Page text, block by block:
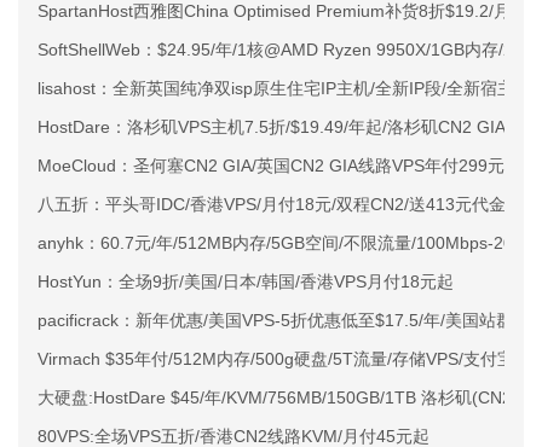
SpartanHost西雅图China Optimised Premium补货8折$19.2/月起
SoftShellWeb：$24.95/年/1核@AMD Ryzen 9950X/1GB内存/
lisahost：全新英国纯净双isp原生住宅IP主机/全新IP段/全新宿主机
HostDare：洛杉矶VPS主机7.5折/$19.49/年起/洛杉矶CN2 GIA/日
MoeCloud：圣何塞CN2 GIA/英国CN2 GIA线路VPS年付299元起
八五折：平头哥IDC/香港VPS/月付18元/双程CN2/送413元代金券
anyhk：60.7元/年/512MB内存/5GB空间/不限流量/100Mbps-
HostYun：全场9折/美国/日本/韩国/香港VPS月付18元起
pacificrack：新年优惠/美国VPS-5折优惠低至$17.5/年/美国站群
Virmach $35年付/512M内存/500g硬盘/5T流量/存储VPS/支付宝
大硬盘:HostDare $45/年/KVM/756MB/150GB/1TB 洛杉矶(CN2)
80VPS:全场VPS五折/香港CN2线路KVM/月付45元起